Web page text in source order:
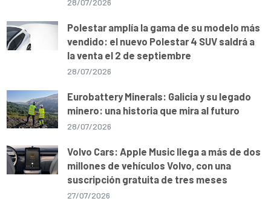
Polestar amplía la gama de su modelo más
vendido: el nuevo Polestar 4 SUV saldrá a
la venta el 2 de septiembre
28/07/2026
Eurobattery Minerals: Galicia y su legado
minero: una historia que mira al futuro
28/07/2026
Volvo Cars: Apple Music llega a más de dos
millones de vehículos Volvo, con una
suscripción gratuita de tres meses
27/07/2026